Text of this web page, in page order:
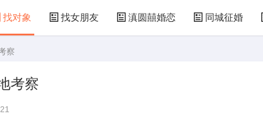
找对象 找女朋友 滇圆囍婚恋 同城征婚
察
考察